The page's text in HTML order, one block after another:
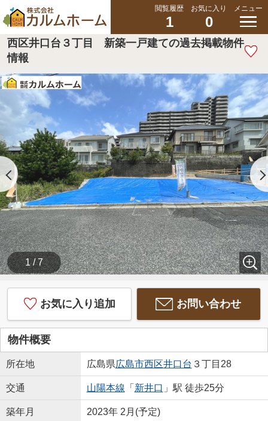
閲覧履歴
1
お気に入り
0
メニュー
西区井口台３丁目 新築一戸建ての過去掲載物件
情報
1 / 7
お気に入り追加 お問い合わせ
物件概要
所在地 広島県広島市西区井口台 ３丁目28
交通 山陽本線 「 新井口 」駅 徒歩25分
築年月 2023年 2月(予定)